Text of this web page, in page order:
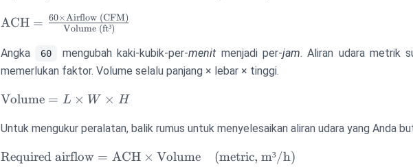
(m³)}}
\text{ACH} =
\times
\text{Airflow
{\text{Volume
ACH = Volume (ft³)
60×Airflow (CFM)
Angka 60 mengubah kaki-kubik-per-menit menjadi per-jam. Aliran udara metrik
memerlukan faktor. Volume selalu panjang × lebar × tinggi.
\text{Volume}
\times H
Volume = L × W × H
Untuk mengukur peralatan, balik rumus untuk menyelesaikan aliran udara yang Anda
\text{Required
Required airflow = ACH × Volume (metric, m³/h)